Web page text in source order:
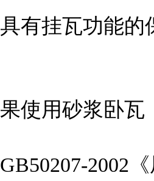
有挂瓦功能
使用砂浆卧
2002